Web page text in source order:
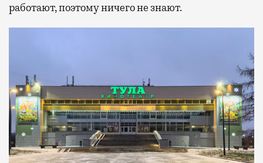
работают, поэтому ничего не знают.